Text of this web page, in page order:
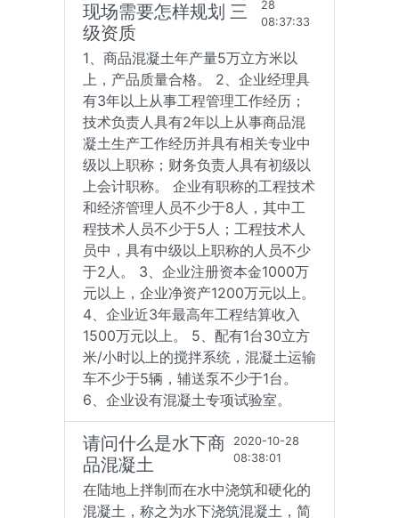
现场需要怎样规划 三
级资质
28
08:37:33
1、商品混凝土年产量5万立方米以
上，产品质量合格。 2、企业经理具
有3年以上从事工程管理工作经历；
技术负责人具有2年以上从事商品混
凝土生产工作经历并具有相关专业中
级以上职称；财务负责人具有初级以
上会计职称。 企业有职称的工程技术
和经济管理人员不少于8人，其中工
程技术人员不少于5人；工程技术人
员中，具有中级以上职称的人员不少
于2人。 3、企业注册资本金1000万
元以上，企业净资产1200万元以上。
4、企业近3年最高年工程结算收入
1500万元以上。 5、配有1台30立方
米/小时以上的搅拌系统，混凝土运输
车不少于5辆，辅送泵不少于1台。
6、企业设有混凝土专项试验室。
请问什么是水下商
品混凝土
2020-10-28
08:38:01
在陆地上拌制而在水中浇筑和硬化的
混凝土，称之为水下浇筑混凝土，简